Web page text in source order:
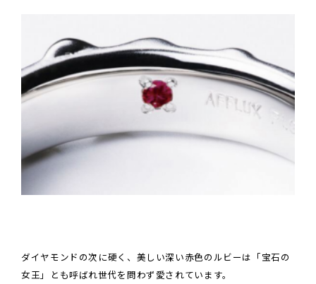
ダイヤモンドの次に硬く、美しい深い赤色のルビーは「宝石の
女王」とも呼ばれ世代を問わず愛されています。